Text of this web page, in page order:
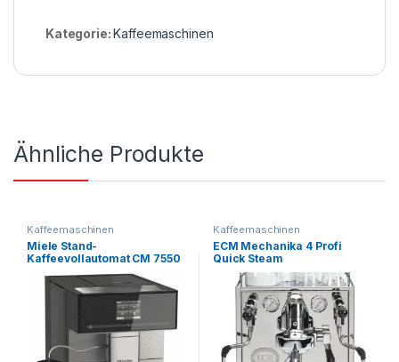
Kategorie:Kaffeemaschinen
Ähnliche Produkte
Kaffeemaschinen
Miele Stand-
Kaffeevollautomat CM 7550
Kaffeemaschinen
ECM Mechanika 4 Profi
Quick Steam
Rotationspumpe